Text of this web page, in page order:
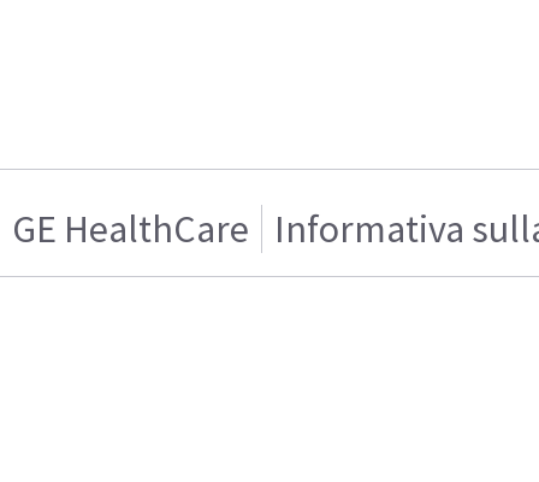
GE HealthCare Informativa